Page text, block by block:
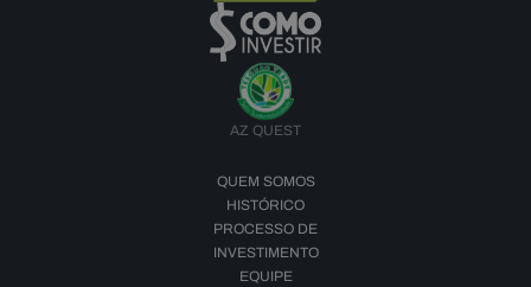
AZ QUEST
QUEM SOMOS
HISTÓRICO
PROCESSO DE
INVESTIMENTO
EQUIPE